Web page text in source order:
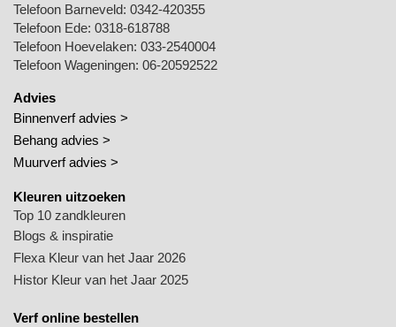
Telefoon Barneveld: 0342-420355
Telefoon Ede: 0318-618788
Telefoon Hoevelaken: 033-2540004
Telefoon Wageningen: 06-20592522
Advies
Binnenverf advies >
Behang advies >
Muurverf advies >
Kleuren uitzoeken
Top 10 zandkleuren
Blogs & inspiratie
Flexa Kleur van het Jaar 2026
Histor Kleur van het Jaar 2025
Verf online bestellen